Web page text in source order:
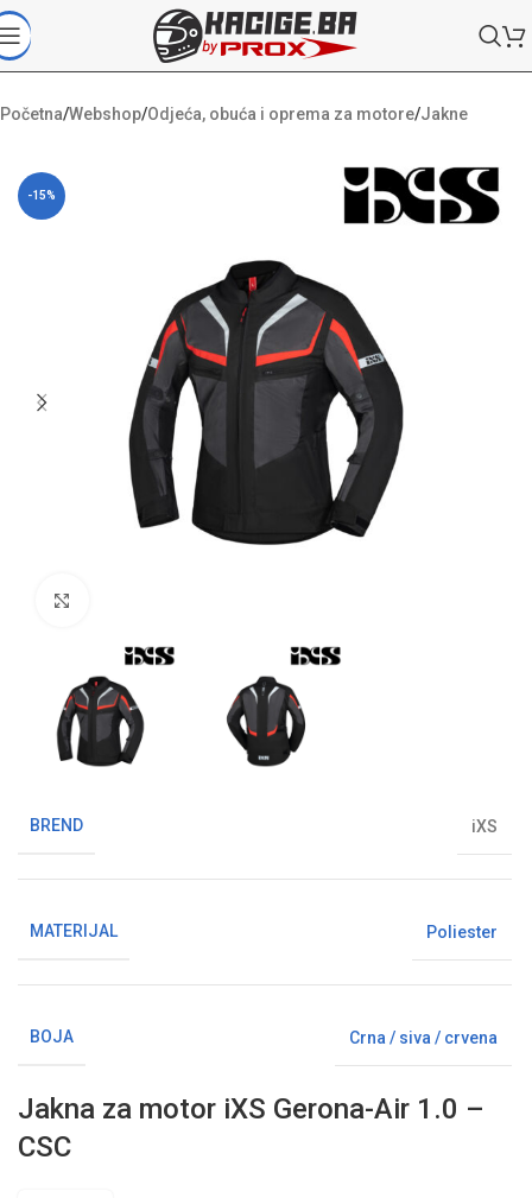
Početna/Webshop/Odjeća, obuća i oprema za motore/Jakne
-15%
BREND iXS
MATERIJAL Poliester
BOJA Crna / siva / crvena
Jakna za motor iXS Gerona-Air 1.0 –
CSC